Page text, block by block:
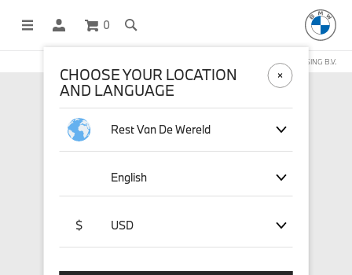
0
DEZE WEBSHOP WORDT BEHEERD DOOR STICHD SPORTMERCHANDISING B.V.
CHOOSE YOUR LOCATION
AND LANGUAGE
Rest Van De Wereld
English
$ USD